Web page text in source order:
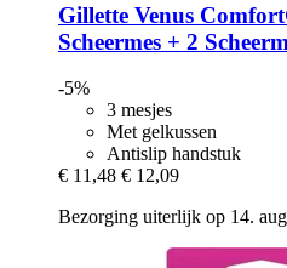
Gillette Venus
Scheermes + 2
-5%
3 mesjes
Met gelkussen
Antislip handstuk
€ 11,48 € 12,09
Bezorging uiterlijk op 14.